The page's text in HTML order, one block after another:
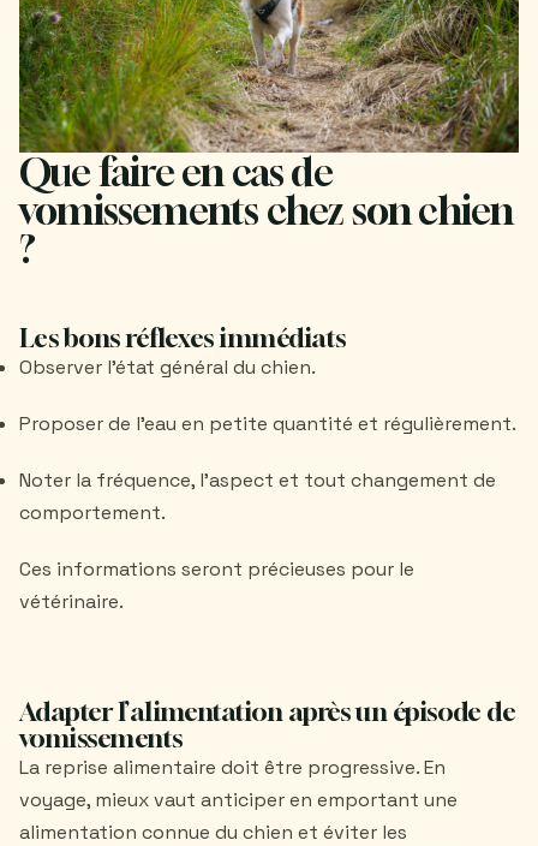
Que faire en cas de
vomissements chez son chien
?
Les bons réflexes immédiats
Observer l’état général du chien.
Proposer de l’eau en petite quantité et régulièrement.
Noter la fréquence, l’aspect et tout changement de
comportement.
Ces informations seront précieuses pour le
vétérinaire.
Adapter l’alimentation après un épisode de
vomissements
La reprise alimentaire doit être progressive. En
voyage, mieux vaut anticiper en emportant une
alimentation connue du chien et éviter les